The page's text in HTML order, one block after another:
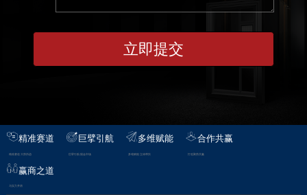
精准赛道
精准赛道·大势所趋
巨擘引航
巨擘引航·掘金市场
多维赋能
多维赋能·立体帮扶
合作共赢
打造聚势共赢
赢商之道
与实力并肩